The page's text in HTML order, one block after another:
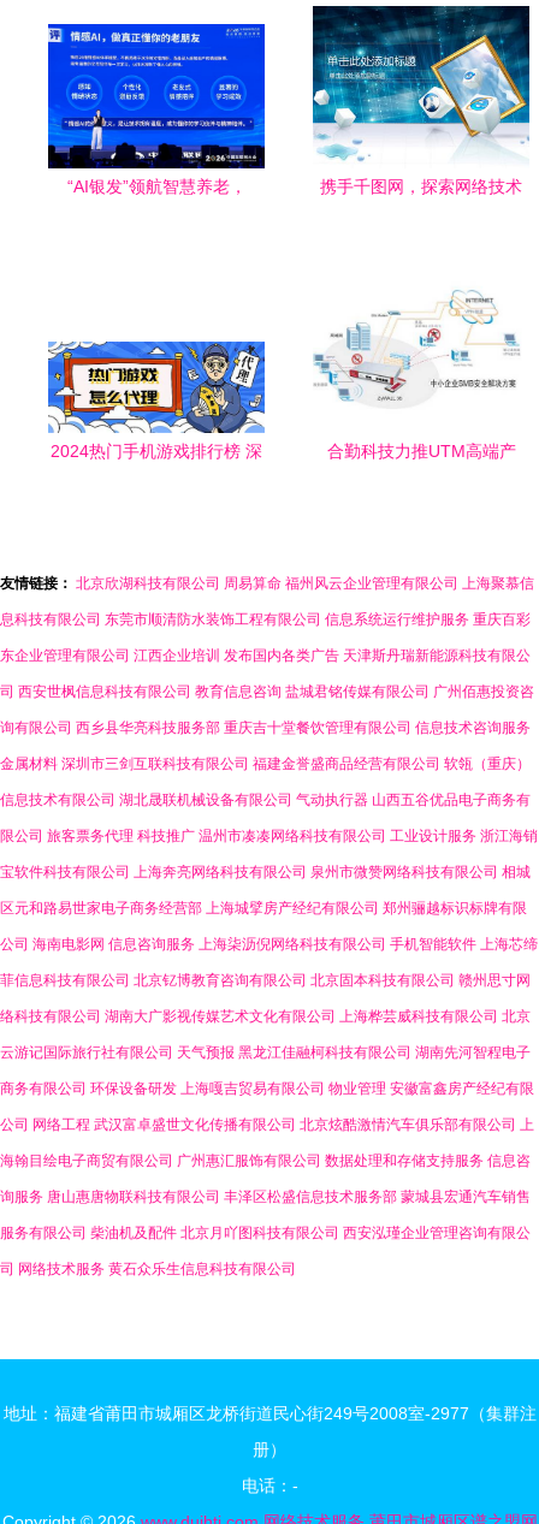
“AI银发”领航智慧养老，
携手千图网，探索网络技术
2024热门手机游戏排行榜 深
合勤科技力推UTM高端产
友情链接： 北京欣湖科技有限公司 周易算命 福州风云企业管理有限公司 上海聚慕信
息科技有限公司 东莞市顺清防水装饰工程有限公司 信息系统运行维护服务 重庆百彩
东企业管理有限公司 江西企业培训 发布国内各类广告 天津斯丹瑞新能源科技有限公
司 西安世枫信息科技有限公司 教育信息咨询 盐城君铭传媒有限公司 广州佰惠投资咨
询有限公司 西乡县华亮科技服务部 重庆吉十堂餐饮管理有限公司 信息技术咨询服务
金属材料 深圳市三剑互联科技有限公司 福建金誉盛商品经营有限公司 软瓴（重庆）
信息技术有限公司 湖北晟联机械设备有限公司 气动执行器 山西五谷优品电子商务有
限公司 旅客票务代理 科技推广 温州市凑凑网络科技有限公司 工业设计服务 浙江海销
宝软件科技有限公司 上海奔亮网络科技有限公司 泉州市微赞网络科技有限公司 相城
区元和路易世家电子商务经营部 上海城擘房产经纪有限公司 郑州骊越标识标牌有限
公司 海南电影网 信息咨询服务 上海柒沥倪网络科技有限公司 手机智能软件 上海芯缔
菲信息科技有限公司 北京钇博教育咨询有限公司 北京固本科技有限公司 赣州思寸网
络科技有限公司 湖南大广影视传媒艺术文化有限公司 上海桦芸威科技有限公司 北京
云游记国际旅行社有限公司 天气预报 黑龙江佳融柯科技有限公司 湖南先河智程电子
商务有限公司 环保设备研发 上海嘎吉贸易有限公司 物业管理 安徽富鑫房产经纪有限
公司 网络工程 武汉富卓盛世文化传播有限公司 北京炫酷激情汽车俱乐部有限公司 上
海翰目绘电子商贸有限公司 广州惠汇服饰有限公司 数据处理和存储支持服务 信息咨
询服务 唐山惠唐物联科技有限公司 丰泽区松盛信息技术服务部 蒙城县宏通汽车销售
服务有限公司 柴油机及配件 北京月吖图科技有限公司 西安泓瑾企业管理咨询有限公
司 网络技术服务 黄石众乐生信息科技有限公司
地址：福建省莆田市城厢区龙桥街道民心街249号2008室-2977（集群注
册）
电话：-